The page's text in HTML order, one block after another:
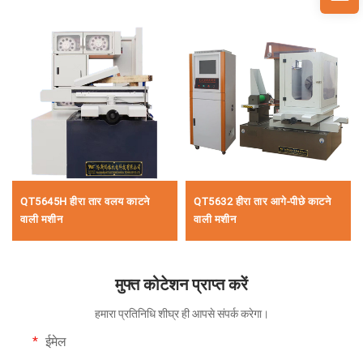
QT5645H हीरा तार वलय काटने
वाली मशीन
QT5632 हीरा तार आगे-पीछे काटने
वाली मशीन
मुफ्त कोटेशन प्राप्त करें
हमारा प्रतिनिधि शीघ्र ही आपसे संपर्क करेगा।
ईमेल